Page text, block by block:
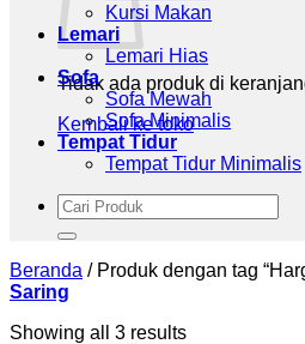
Tidak ada produk di
Kembali ke toko
Kursi Makan
Lemari
Lemari Hias
Sofa
Sofa Mewah
Sofa Minimalis
Tempat Tidur
Tempat Tidur Minimalis
Pencarian
untuk:
Beranda /Produk dengan tag
Saring
Showing all 3 results